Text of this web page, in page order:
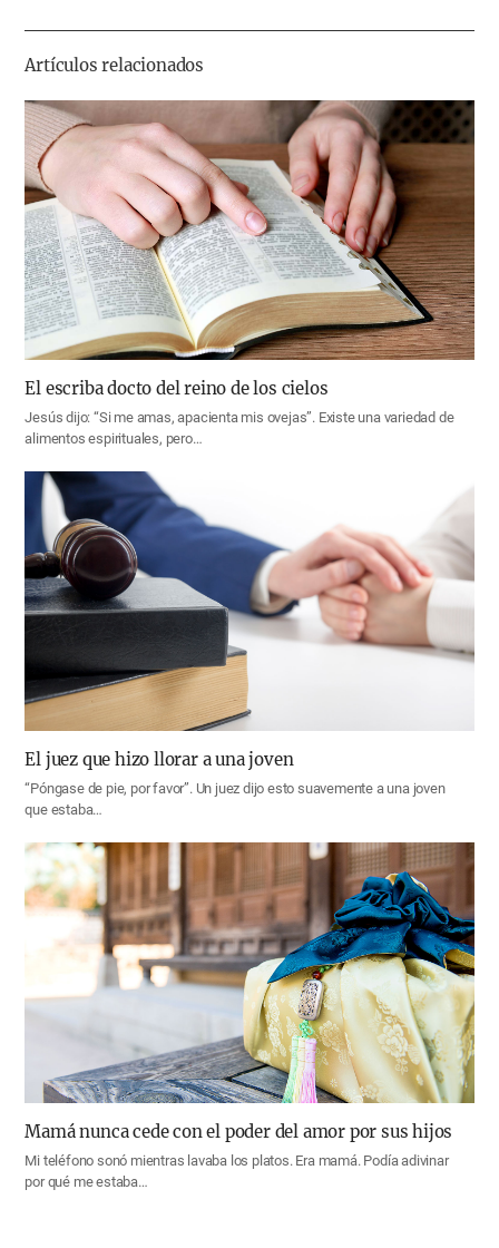
기
Artículos relacionados
El escriba docto del reino de los cielos
Jesús dijo: “Si me amas, apacienta mis ovejas”. Existe una variedad de
alimentos espirituales, pero…
El juez que hizo llorar a una joven
“Póngase de pie, por favor”. Un juez dijo esto suavemente a una joven
que estaba…
Mamá nunca cede con el poder del amor por sus hijos
Mi teléfono sonó mientras lavaba los platos. Era mamá. Podía adivinar
por qué me estaba…